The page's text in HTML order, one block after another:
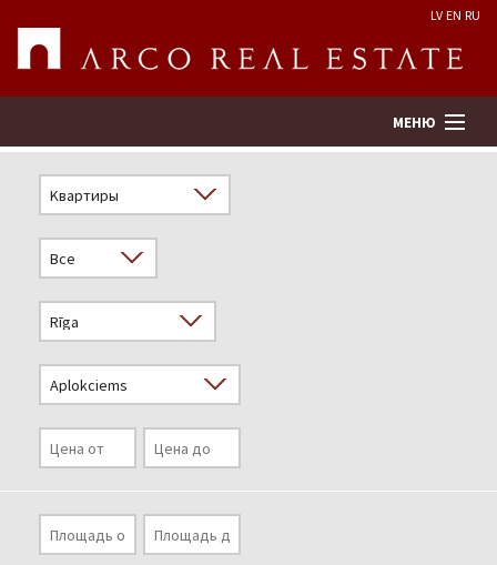
LV EN RU
МЕНЮ
Оценка недвижимости
Предприятие
Услуги
Kонтакты